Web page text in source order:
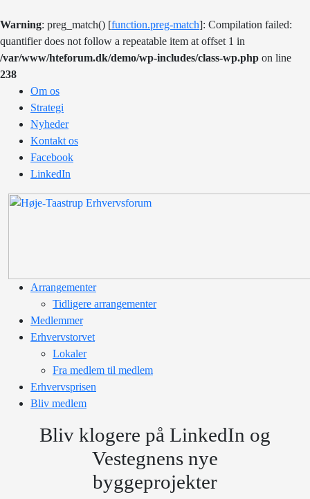
Warning: preg_match() [function.preg-match]: Compilation failed:
quantifier does not follow a repeatable item at offset 1 in
/var/www/hteforum.dk/demo/wp-includes/class-wp.php on line
238
Om os
Strategi
Nyheder
Kontakt os
Facebook
LinkedIn
Arrangementer
Tidligere arrangementer
Medlemmer
Erhvervstorvet
Lokaler
Fra medlem til medlem
Erhvervsprisen
Bliv medlem
Bliv klogere på LinkedIn og
Vestegnens nye
byggeprojekter